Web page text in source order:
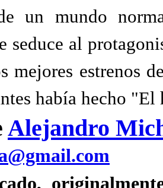
un mundo
seduce al
mejores estrenos
había hecho
Alejandro